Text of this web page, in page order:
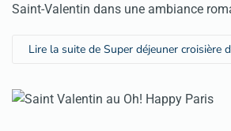
Saint-Valentin dans une ambiance
Lire la suite de Super déjeuner croisière